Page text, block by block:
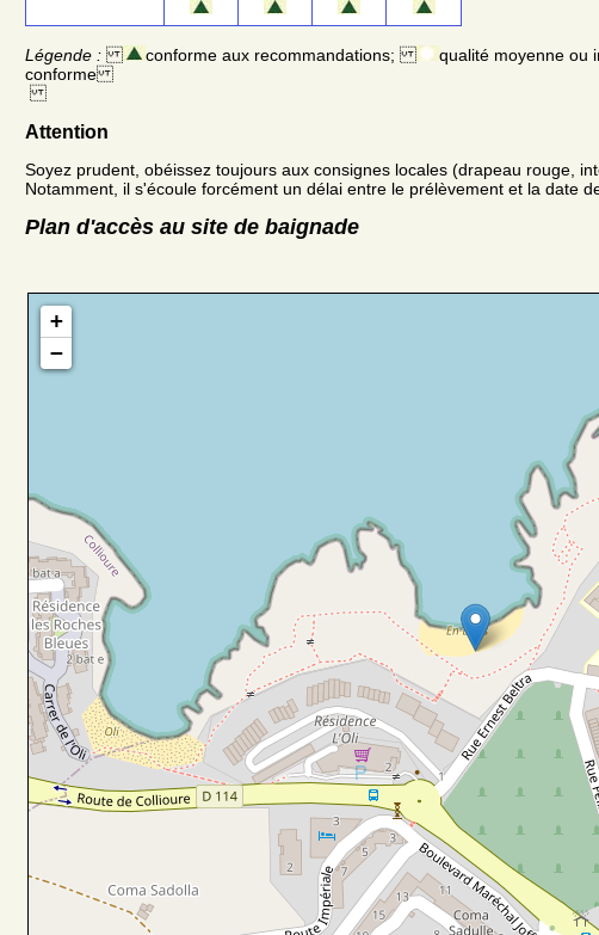
Légende : conforme aux recommandations; qualité moyenne
conforme
Attention
Soyez prudent, obéissez toujours aux consignes locales (drapeau
Notamment, il s'écoule forcément un délai entre le prélèvement et la date
Plan d'accès au site de baignade
+
−